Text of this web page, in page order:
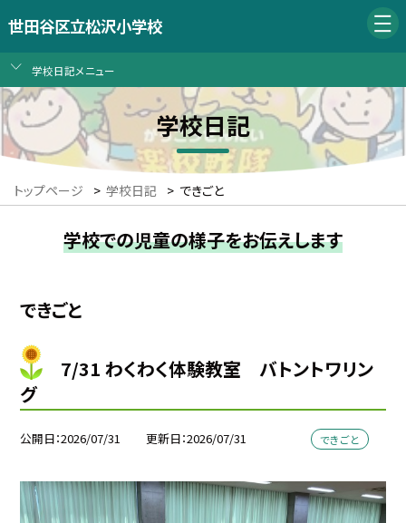
世田谷区立松沢小学校
学校日記メニュー
学校日記
トップページ > 学校日記 > できごと
学校での児童の様子をお伝えします
できごと
7/31 わくわく体験教室 バトントワリン
グ
公開日 2026/07/31 更新日 2026/07/31 できごと